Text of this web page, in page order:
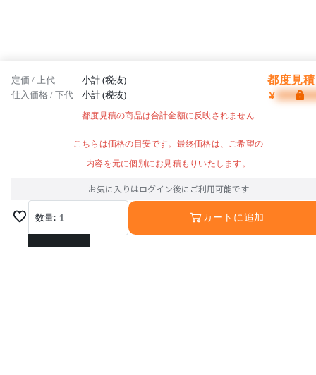
定価 / 上代 小計 (税抜) 都度見
仕入価格 / 下代 小計 (税抜) ¥
都度見積の商品は合計金額に反映されません
こちらは価格の目安です。最終価格は、ご希望の
内容を元に個別にお見積もりいたします。
お気に入りはログイン後にご利用可能です
数量: 1
1
カートに追加